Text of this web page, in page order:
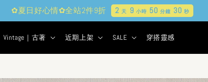
現貨&古著★超商取貨付款$399免運 2天 9小時 50分鐘
Vintage｜古著 近期上架 SALE 穿搭靈感